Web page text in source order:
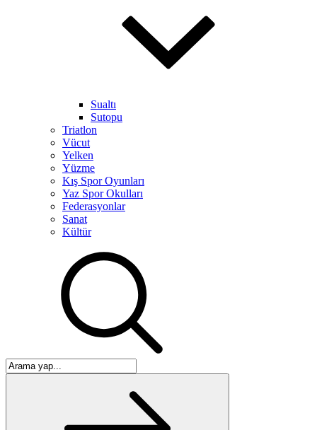
Sualtı
Sutopu
Triatlon
Vücut
Yelken
Yüzme
Kış Spor Oyunları
Yaz Spor Okulları
Federasyonlar
Sanat
Kültür